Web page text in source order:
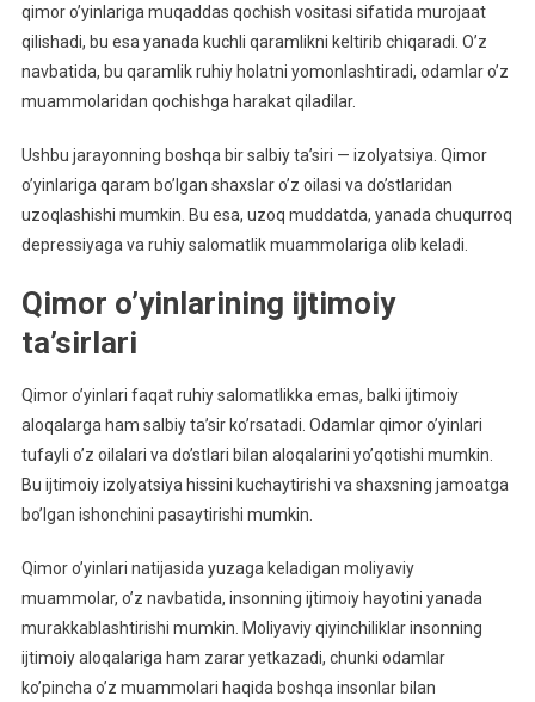
qimor o’yinlariga muqaddas qochish vositasi sifatida murojaat
qilishadi, bu esa yanada kuchli qaramlikni keltirib chiqaradi. O’z
navbatida, bu qaramlik ruhiy holatni yomonlashtiradi, odamlar o’z
muammolaridan qochishga harakat qiladilar.
Ushbu jarayonning boshqa bir salbiy ta’siri — izolyatsiya. Qimor
o’yinlariga qaram bo’lgan shaxslar o’z oilasi va do’stlaridan
uzoqlashishi mumkin. Bu esa, uzoq muddatda, yanada chuqurroq
depressiyaga va ruhiy salomatlik muammolariga olib keladi.
Qimor o’yinlarining ijtimoiy
ta’sirlari
Qimor o’yinlari faqat ruhiy salomatlikka emas, balki ijtimoiy
aloqalarga ham salbiy ta’sir ko’rsatadi. Odamlar qimor o’yinlari
tufayli o’z oilalari va do’stlari bilan aloqalarini yo’qotishi mumkin.
Bu ijtimoiy izolyatsiya hissini kuchaytirishi va shaxsning jamoatga
bo’lgan ishonchini pasaytirishi mumkin.
Qimor o’yinlari natijasida yuzaga keladigan moliyaviy
muammolar, o’z navbatida, insonning ijtimoiy hayotini yanada
murakkablashtirishi mumkin. Moliyaviy qiyinchiliklar insonning
ijtimoiy aloqalariga ham zarar yetkazadi, chunki odamlar
ko’pincha o’z muammolari haqida boshqa insonlar bilan